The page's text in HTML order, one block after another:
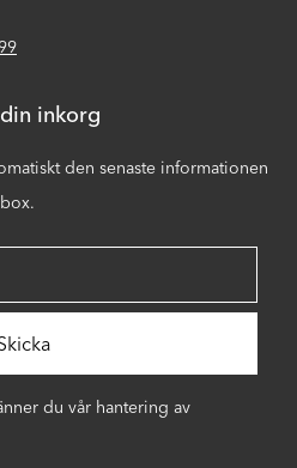
inkorg
den senaste informationen
du vår hantering av